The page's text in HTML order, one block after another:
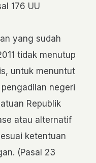
176 UU
yang sudah
tidak menutup
untuk menuntut
negeri
Republik
atau alternatif
ketentuan
(Pasal 23